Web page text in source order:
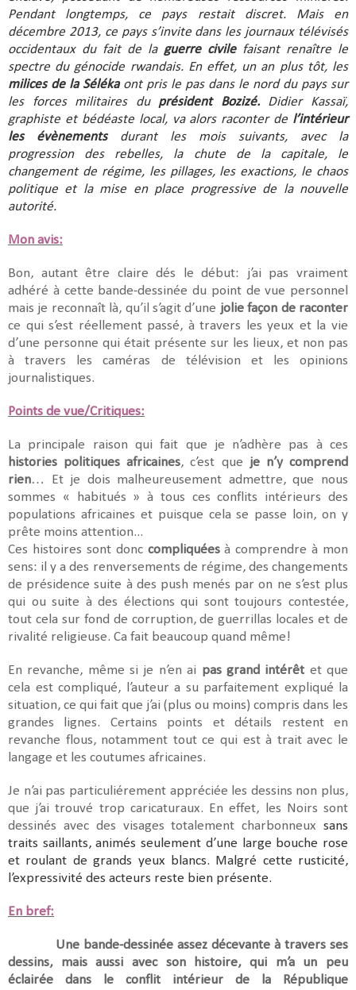
Pendant longtemps, ce pays restait discret. Mais en
décembre 2013, ce pays s’invite dans les journaux télévisés
occidentaux du fait de la guerre civilefaisant renaître le
spectre du génocide rwandais. En effet, un an plus tôt, les
milices de la Sélékaont pris le pas dans le nord du pays sur
les forces militaires du président Bozizé. Didier Kassaï,
graphiste et bédéaste local, va alors raconter de l’intérieur
les évènementsdurant les mois suivants, avec la
progression des rebelles, la chute de la capitale, le
changement de régime, les pillages, les exactions, le chaos
politique et la mise en place progressive de la nouvelle
autorité.
Mon avis:
Bon, autant être claire dés le début: j’ai pas vraiment
adhéré à cette bande-dessinée du point de vue personnel
mais je reconnaît là, qu’il s’agit d’une jolie façon de raconter
ce qui s’est réellement passé, à travers les yeux et la vie
d’une personne qui était présente sur les lieux, et non pas
à travers les caméras de télévision et les opinions
journalistiques.
Points de vue/Critiques:
La principale raison qui fait que je n’adhère pas à ces
histories politiques africaines, c’est que je n’y comprend
rien… Et je dois malheureusement admettre, que nous
sommes « habitués » à tous ces conflits intérieurs des
populations africaines et puisque cela se passe loin, on y
prête moins attention...
Ces histoires sont donc compliquéesà comprendre à mon
sens: il y a des renversements de régime, des changements
de présidence suite à des push menés par on ne s’est plus
qui ou suite à des élections qui sont toujours contestée,
tout cela sur fond de corruption, de guerrillas locales et de
rivalité religieuse. Ca fait beaucoup quand même!
En revanche, même si je n’en ai pas grand intérêt et que
cela est compliqué, l’auteur a su parfaitement expliqué la
situation, ce qui fait que j’ai (plus ou moins) compris dans les
grandes lignes. Certains points et détails restent en
revanche flous, notamment tout ce qui est à trait avec le
langage et les coutumes africaines.
Je n’ai pas particuliérement appréciée les dessins non plus,
que j’ai trouvé trop caricaturaux. En effet, les Noirs sont
dessinés avec des visages totalement charbonneux sans
traits saillants, animés seulement d’une large bouche rose
et roulant de grands yeux blancs. Malgré cette rusticité,
l’expressivité des acteurs reste bien présente.
En bref:
Une bande-dessinée assez décevante à travers ses
dessins, mais aussi avec son histoire, qui m’a un peu
éclairée dans le conflit intérieur de la République